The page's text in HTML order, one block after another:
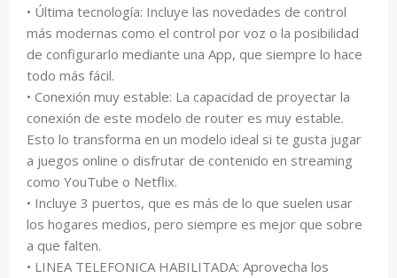
• Última tecnología: Incluye las novedades de control
más modernas como el control por voz o la posibilidad
de configurarlo mediante una App, que siempre lo hace
todo más fácil.
• Conexión muy estable: La capacidad de proyectar la
conexión de este modelo de router es muy estable.
Esto lo transforma en un modelo ideal si te gusta jugar
a juegos online o disfrutar de contenido en streaming
como YouTube o Netflix.
• Incluye 3 puertos, que es más de lo que suelen usar
los hogares medios, pero siempre es mejor que sobre
a que falten.
• LINEA TELEFONICA HABILITADA: Aprovecha los